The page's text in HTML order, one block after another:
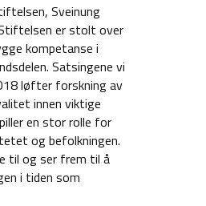
Sveinung
er stolt over
kompetanse i
Satsingene vi
løfter forskning av
innen viktige
en stor rolle for
og befolkningen.
til og ser frem til å
i tiden som